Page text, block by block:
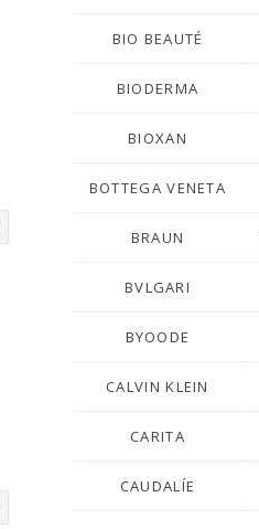
BIO BEAUTÉ
BIODERMA
BIOXAN
BOTTEGA VENETA
BRAUN
BVLGARI
BYOODE
CALVIN KLEIN
CARITA
CAUDALÍE